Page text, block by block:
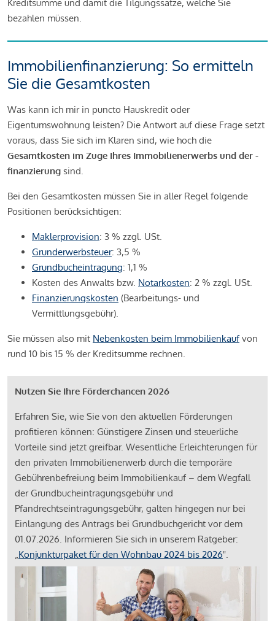
Kreditsumme und damit die Tilgungssätze, welche Sie
bezahlen müssen.
Immobilienfinanzierung: So ermitteln
Sie die Gesamtkosten
Was kann ich mir in puncto Hauskredit oder
Eigentumswohnung leisten? Die Antwort auf diese Frage setzt
voraus, dass Sie sich im Klaren sind, wie hoch die
Gesamtkosten im Zuge Ihres Immobilienerwerbs und der -
finanzierung sind.
Bei den Gesamtkosten müssen Sie in aller Regel folgende
Positionen berücksichtigen:
Maklerprovision: 3 % zzgl. USt.
Grunderwerbsteuer: 3,5 %
Grundbucheintragung: 1,1 %
Kosten des Anwalts bzw. Notarkosten: 2 % zzgl. USt.
Finanzierungskosten (Bearbeitungs- und
Vermittlungsgebühr).
Sie müssen also mit Nebenkosten beim Immobilienkaufvon
rund 10 bis 15 % der Kreditsumme rechnen.
Nutzen Sie Ihre Förderchancen 2026
Erfahren Sie, wie Sie von den aktuellen Förderungen
profitieren können: Günstigere Zinsen und steuerliche
Vorteile sind jetzt greifbar. Wesentliche Erleichterungen für
den privaten Immobilienerwerb durch die temporäre
Gebührenbefreiung beim Immobilienkauf – dem Wegfall
der Grundbucheintragungsgebühr und
Pfandrechtseintragungsgebühr, galten hingegen nur bei
Einlangung des Antrags bei Grundbuchgericht vor dem
01.07.2026. Informieren Sie sich in unserem Ratgeber:
„Konjunkturpaket für den Wohnbau 2024 bis 2026".